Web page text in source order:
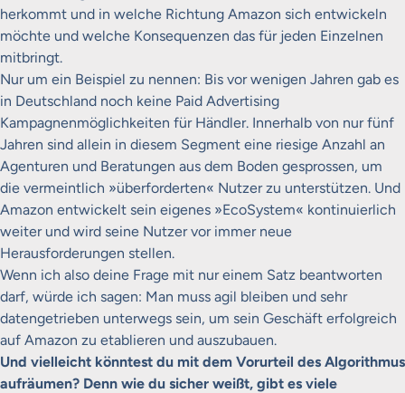
herkommt und in welche Richtung Amazon sich entwickeln
möchte und welche Konsequenzen das für jeden Einzelnen
mitbringt.
Nur um ein Beispiel zu nennen: Bis vor wenigen Jahren gab es
in Deutschland noch keine Paid Advertising
Kampagnenmöglichkeiten für Händler. Innerhalb von nur fünf
Jahren sind allein in diesem Segment eine riesige Anzahl an
Agenturen und Beratungen aus dem Boden gesprossen, um
die vermeintlich »überforderten« Nutzer zu unterstützen. Und
Amazon entwickelt sein eigenes »EcoSystem« kontinuierlich
weiter und wird seine Nutzer vor immer neue
Herausforderungen stellen.
Wenn ich also deine Frage mit nur einem Satz beantworten
darf, würde ich sagen: Man muss agil bleiben und sehr
datengetrieben unterwegs sein, um sein Geschäft erfolgreich
auf Amazon zu etablieren und auszubauen.
Und vielleicht könntest du mit dem Vorurteil des Algorithmus
aufräumen? Denn wie du sicher weißt, gibt es viele